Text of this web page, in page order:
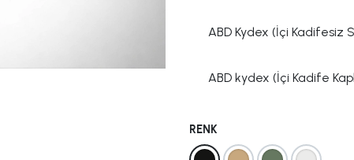
ABD Kydex (İçi Kadifesiz
ABD kydex (İçi Kadife
RENK